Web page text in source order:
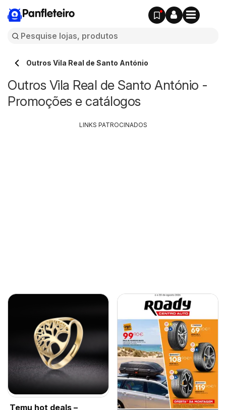
Panfleteiro
Outros Vila Real de Santo António
Outros Vila Real de Santo António -
Promoções e catálogos
Temu hot deals –
LINKS PATROCINADOS